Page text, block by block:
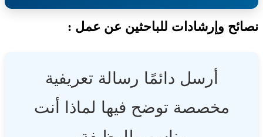
وإرشادات للباحثين عن عمل :
أرسل دائمًا رسالة تعريفية
مخصصة توضح فيها لماذا أنت